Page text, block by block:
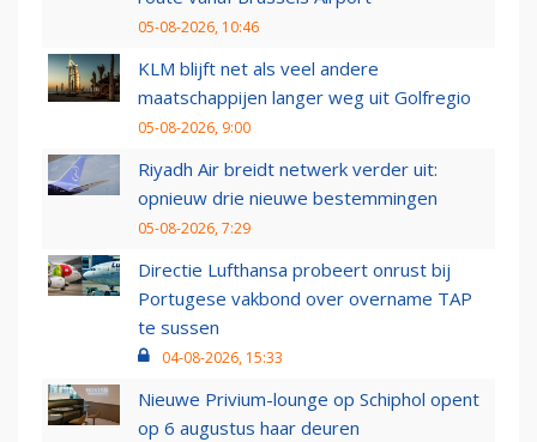
05-08-2026, 10:46
KLM blijft net als veel andere
maatschappijen langer weg uit Golfregio
05-08-2026, 9:00
Riyadh Air breidt netwerk verder uit:
opnieuw drie nieuwe bestemmingen
05-08-2026, 7:29
Directie Lufthansa probeert onrust bij
Portugese vakbond over overname TAP
te sussen
04-08-2026, 15:33
Nieuwe Privium-lounge op Schiphol opent
op 6 augustus haar deuren